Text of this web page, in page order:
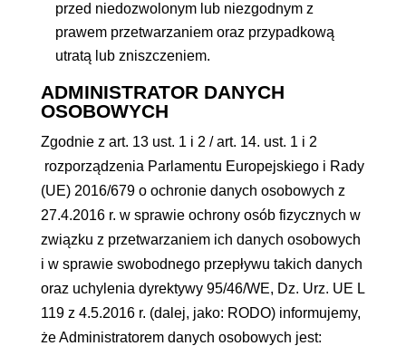
przed niedozwolonym lub niezgodnym z
prawem przetwarzaniem oraz przypadkową
utratą lub zniszczeniem.
ADMINISTRATOR DANYCH
OSOBOWYCH
Zgodnie z art. 13 ust. 1 i 2 / art. 14. ust. 1 i 2
rozporządzenia Parlamentu Europejskiego i Rady
(UE) 2016/679 o ochronie danych osobowych z
27.4.2016 r. w sprawie ochrony osób fizycznych w
związku z przetwarzaniem ich danych osobowych
i w sprawie swobodnego przepływu takich danych
oraz uchylenia dyrektywy 95/46/WE, Dz. Urz. UE L
119 z 4.5.2016 r. (dalej, jako: RODO) informujemy,
że Administratorem danych osobowych jest: